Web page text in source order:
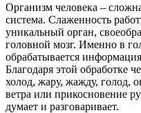
Организм человека –
система. Слаженность
уникальный орган,
головной мозг. Именно в
обрабатывается
Благодаря этой обработке
холод, жару, жажду, голод,
ветра или прикосновение
думает и разговаривает.